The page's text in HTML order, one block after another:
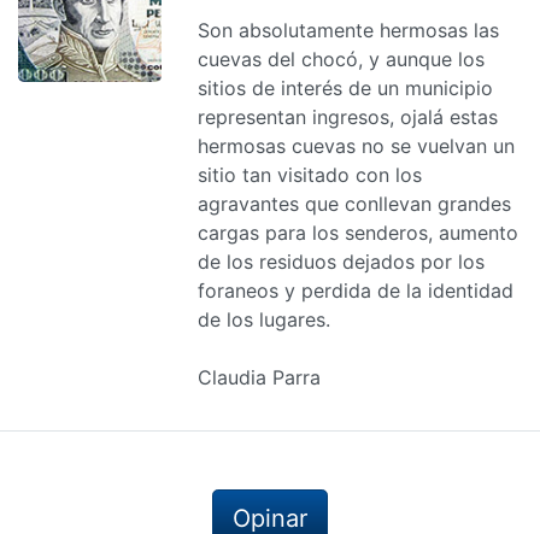
Son absolutamente hermosas las
cuevas del chocó, y aunque los
sitios de interés de un municipio
representan ingresos, ojalá estas
hermosas cuevas no se vuelvan un
sitio tan visitado con los
agravantes que conllevan grandes
cargas para los senderos, aumento
de los residuos dejados por los
foraneos y perdida de la identidad
de los lugares.
Claudia Parra
Opinar